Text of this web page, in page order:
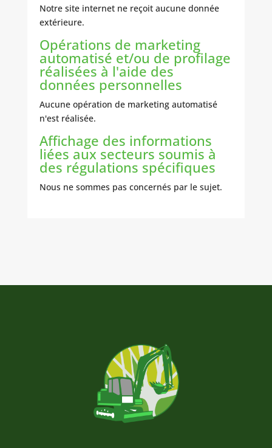
Notre site internet ne reçoit aucune donnée
extérieure.
Opérations de marketing
automatisé et/ou de profilage
réalisées à l'aide des
données personnelles
Aucune opération de marketing automatisé
n'est réalisée.
Affichage des informations
liées aux secteurs soumis à
des régulations spécifiques
Nous ne sommes pas concernés par le sujet.